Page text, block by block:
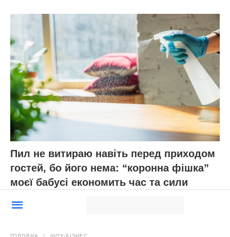
Пил не витираю навіть перед приходом
гостей, бо його нема: “коронна фішка”
моєї бабусі економить час та сили